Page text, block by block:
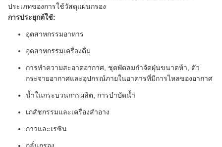
ประเภทของการใช้วัสดุแผ่นกรอง
การประยุกต์ใช้:
อุตสาหกรรมอาหาร
อุตสาหกรรมเครื่องดื่ม
การทำความสะอาดอากาศ, ชุดพัดลมกำจัดฝุ่นขนาดห้า, ตัว
กระจายอากาศและอุปกรณ์ภายในอาคารที่มีการไหลของอากาศ
น้ำในกระบวนการผลิต, การบำบัดน้ำ
เภสัชกรรมและเครื่องสำอาง
กาวและเรซิน